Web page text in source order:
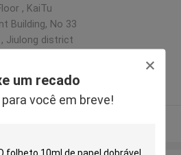
um recado
você em breve!
, KaiTu
Building, No 33
, Jiulong district
verificado